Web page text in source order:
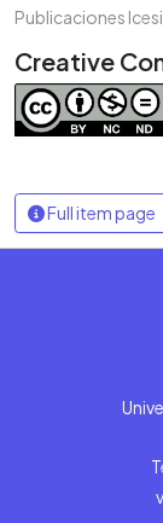
Publicaciones
Creative
Full item page